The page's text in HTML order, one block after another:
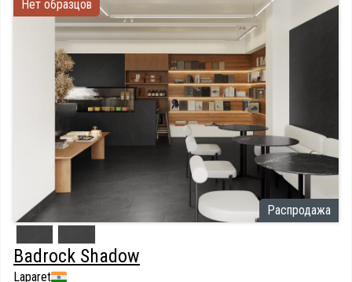
Нет образцов
Распродажа
Badrock Shadow
Laparet